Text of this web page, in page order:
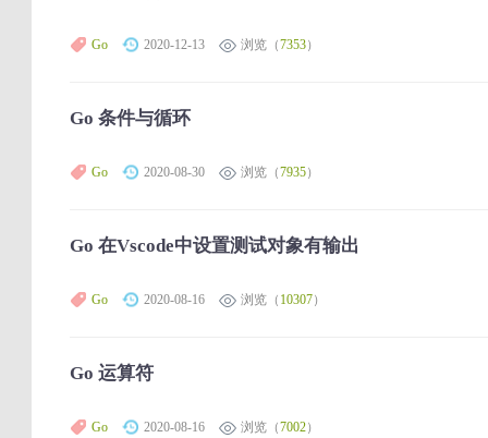
Go 2020-12-13 浏览（7353）
Go 条件与循环
Go 2020-08-30 浏览（7935）
Go 在Vscode中设置测试对象有输出
Go 2020-08-16 浏览（ 10307）
Go 运算符
Go 2020-08-16 浏览（7002）